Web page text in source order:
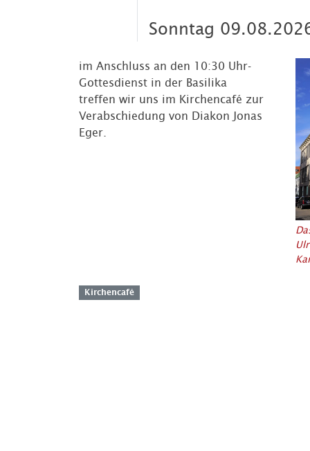
Sonntag
im Anschluss an den 10:30 Uhr-
Gottesdienst in der Basilika
treffen wir uns im Kirchencafé zur
Verabschiedung von Diakon Jonas
Eger.
Kirchencafé